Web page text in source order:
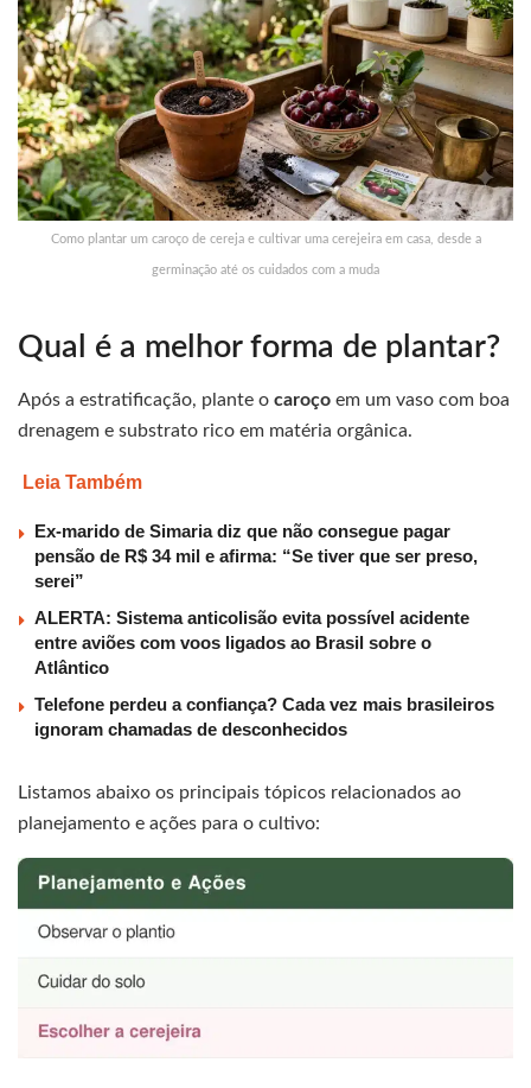
Como plantar um caroço de cereja e cultivar uma cerejeira em casa, desde a
germinação até os cuidados com a muda
Qual é a melhor forma de plantar?
Após a estratificação, plante o caroço em um vaso com boa
drenagem e substrato rico em matéria orgânica.
Leia Também
Ex-marido de Simaria diz que não consegue pagar
pensão de R$ 34 mil e afirma: “Se tiver que ser preso,
serei”
ALERTA: Sistema anticolisão evita possível acidente
entre aviões com voos ligados ao Brasil sobre o
Atlântico
Telefone perdeu a confiança? Cada vez mais brasileiros
ignoram chamadas de desconhecidos
Listamos abaixo os principais tópicos relacionados ao
planejamento e ações para o cultivo: